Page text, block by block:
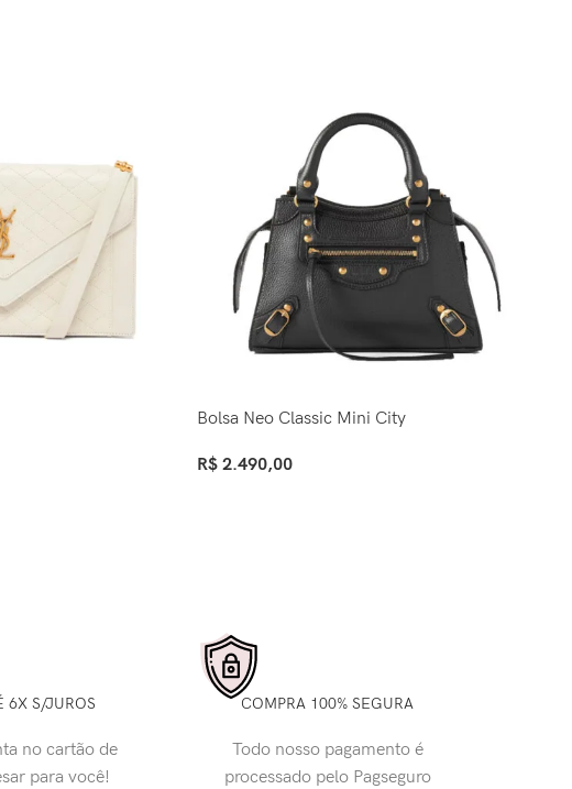
Bolsa Neo Classic Mini City
R$ 2.490,00
6X S/JUROS
no cartão de
para você!
COMPRA 100% SEGURA
Todo nosso pagamento é
processado pelo Pagseguro